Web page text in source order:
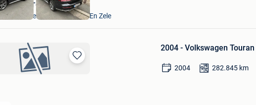
VAVATO Auctions
Lokeren+Deel Overmere En Zele
Bewaren
2004 - Volkswagen Touran
2004 282.845 km